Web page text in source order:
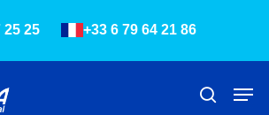
25 25 +33 6 79 64 21 86